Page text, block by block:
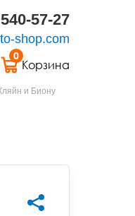
57-27
shop.com
0
Корзина
и Биону